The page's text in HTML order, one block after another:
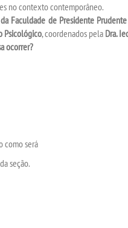
no contexto contemporâneo.
Faculdade de Presidente Prudente
Psicológico, coordenados pela Dra.
ocorrer?
como será
seção.